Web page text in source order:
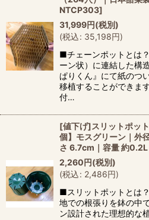
NTCP303]
31,999円(税別)
(税込: 35,198円)
■チェーンポットとは
ーン状）に連結した構
ぱりくん』にて紙のつ
移植することができま
付…
[値下げ]スリットポッ
個】モスグリーン｜外
さ 6.7cm｜容量 約0.2L
2,260円(税別)
(税込: 2,486円)
■スリットポットとは
地での根張りを鉢の中
ン設計された理想的な